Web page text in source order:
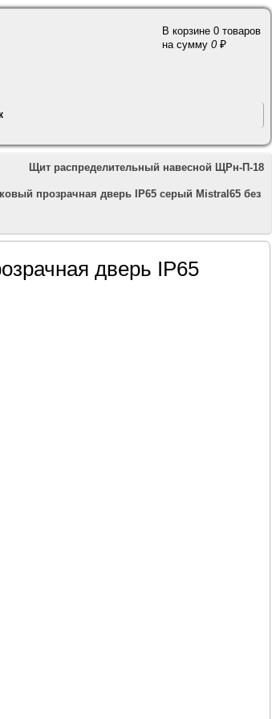
В корзине 0 товаров
на сумму 0
Щит распределительный навесной ЩРн-П-18
прозрачная дверь IP65 серый Mistral65 без
дверь IP65